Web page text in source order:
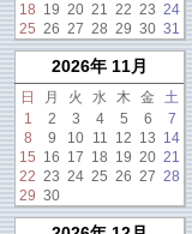
18 19 20 21 22 23 24
25 26 27 28 29 30 31
2026年 11月
日 月 火 水 木 金
土
1
2 3 4 5 6
7
8
9 10 11 12 13 14
15 16 17 18 19 20 21
22 23 24 25 26 27 28
29 30